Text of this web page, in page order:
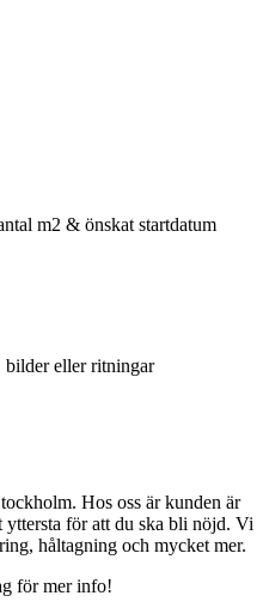
m2 & önskat startdatum
bilder eller ritningar
Hos oss är kunden är
för att du ska bli nöjd. Vi
håltagning och mycket mer.
för mer info!